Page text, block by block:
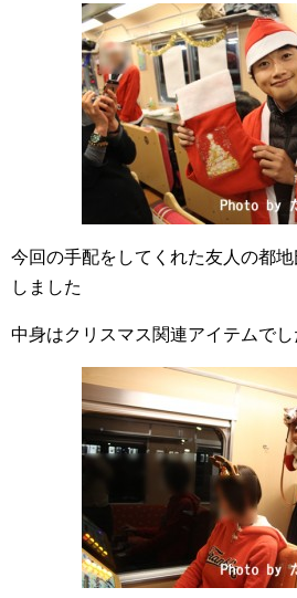
今回の手配をしてくれた友人の都
しました
中身はクリスマス関連アイテムでし